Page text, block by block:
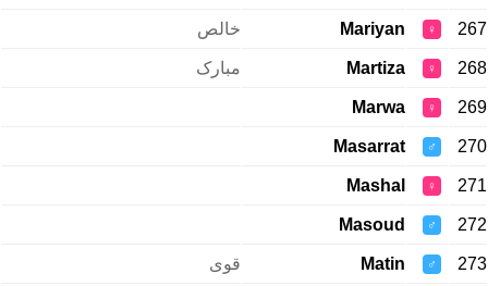
267
♀
Mariyan خالص
268
♀
Martiza مبارک
269
♀
Marwa
270
♂
Masarrat
271
♀
Mashal
272
♂
Masoud
273
♂
Matin قوی